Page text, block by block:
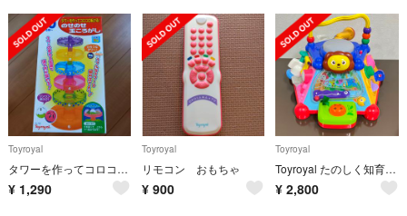
Toyroyal
タワーを作ってコロコロ転がる のせのせ玉ころがし
¥ 1,290
Toyroyal
リモコン おもちゃ
¥ 900
Toyroyal
Toyroyal たのしく知育！やみつきボックス
¥ 2,800